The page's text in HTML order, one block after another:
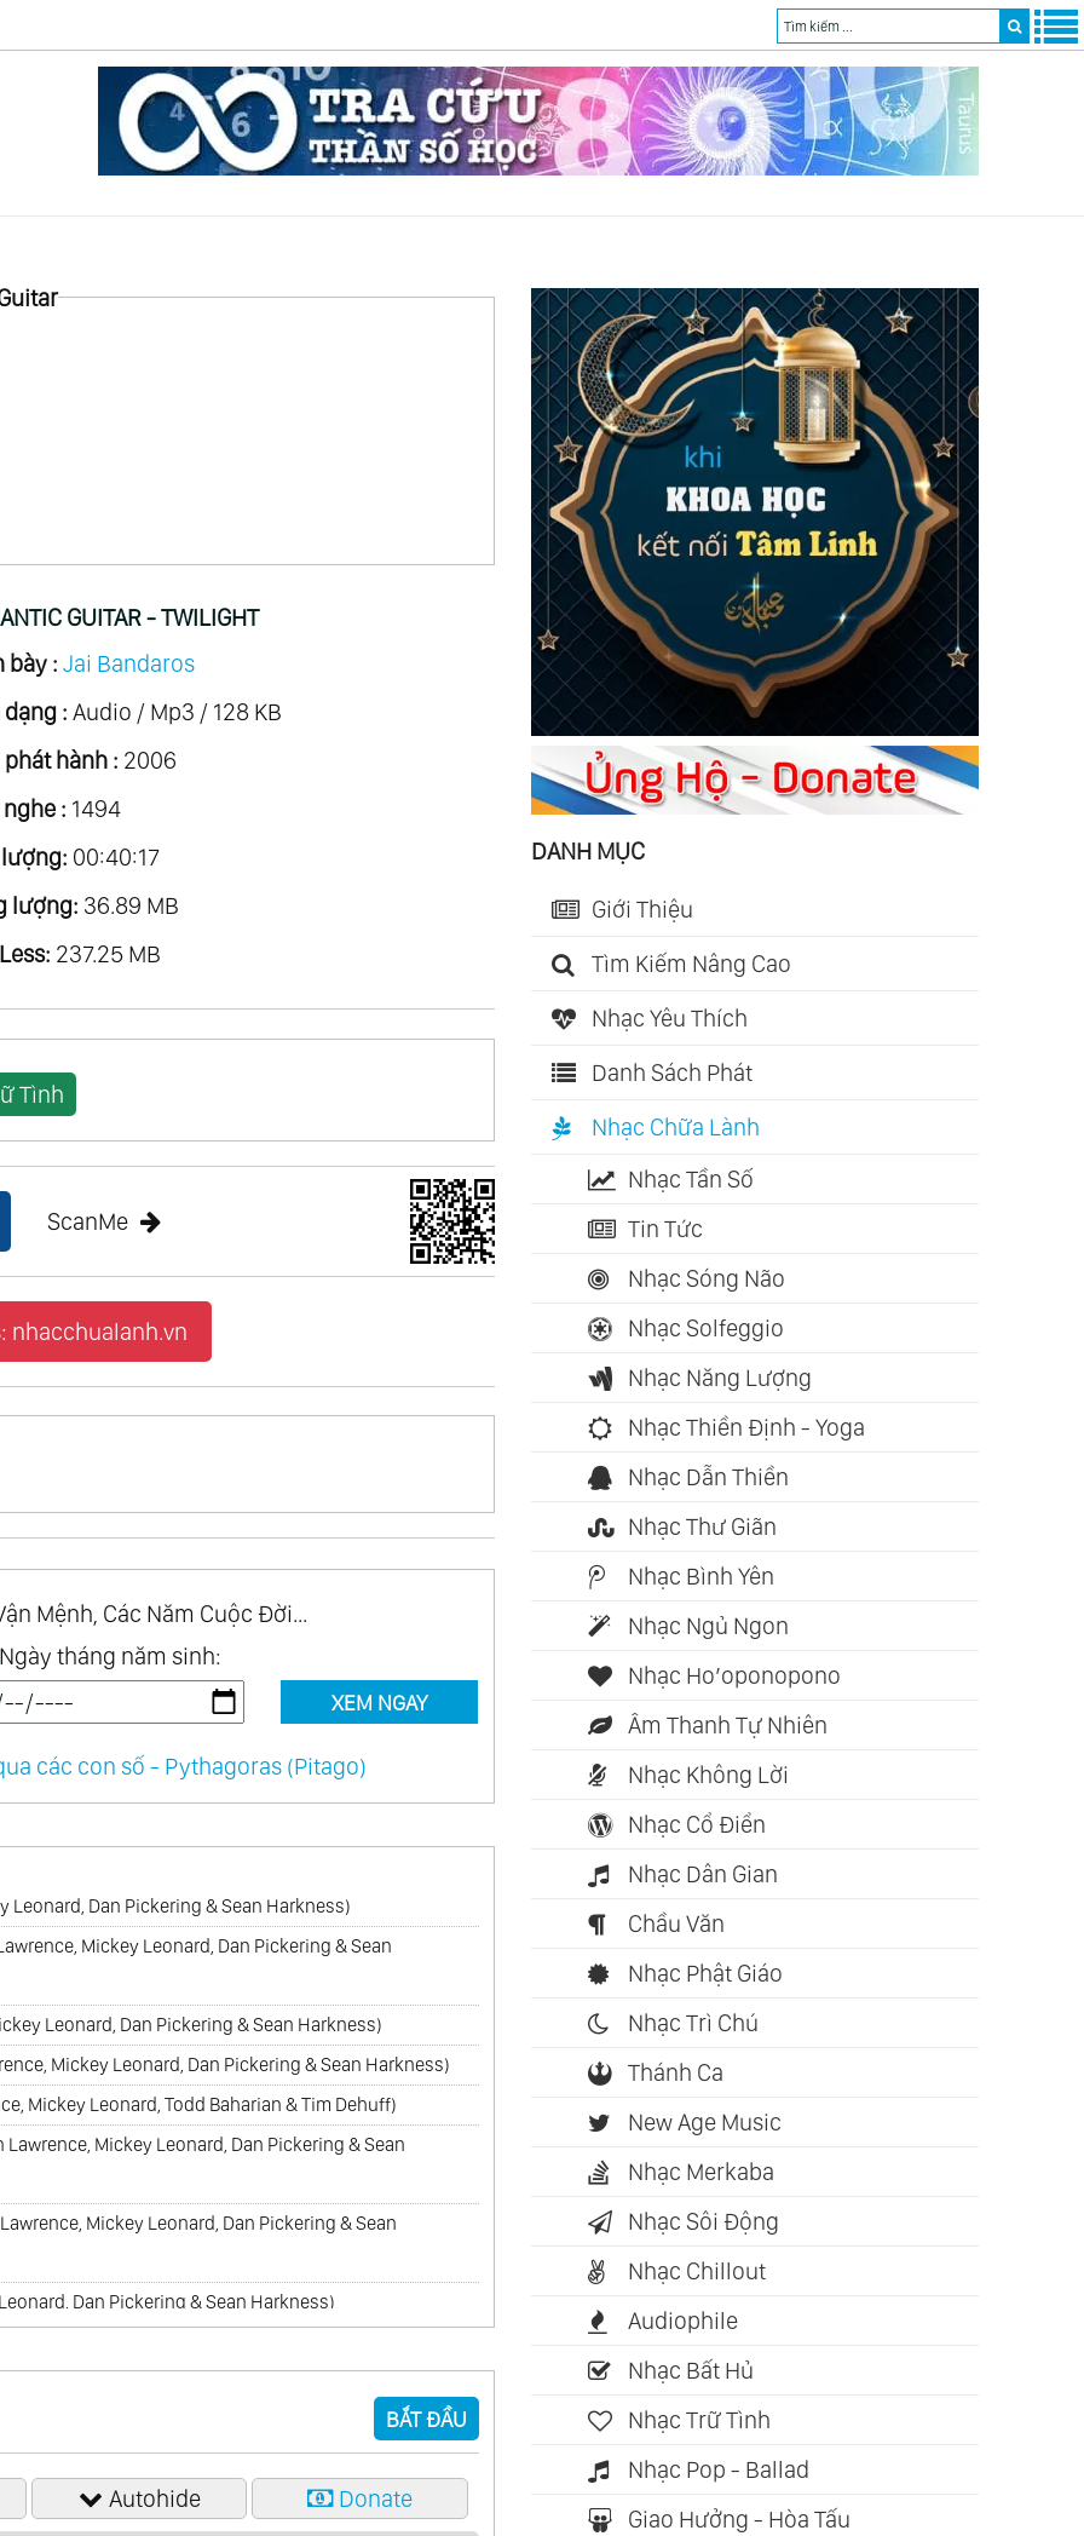
GUITAR - TWILIGHT
bày : Jai Bandaros
: Audio / Mp3 / 128 KB
phát hành : 2006
: 1494
00:40:17
lượng: 36.89 MB
237.25 MB
Tình
ScanMe
nhacchualanh.vn
Mệnh, Các Năm Cuộc Đời...
Ngày tháng năm sinh:
XEM NGAY
các con số - Pythagoras (Pitago)
Leonard, Dan Pickering & Sean Harkness)
Mickey Leonard, Dan Pickering & Sean
Leonard, Dan Pickering & Sean Harkness)
Mickey Leonard, Dan Pickering & Sean Harkness)
Mickey Leonard, Todd Baharian & Tim Dehuff)
Mickey Leonard, Dan Pickering & Sean
Mickey Leonard, Dan Pickering & Sean
Dan Pickering & Sean Harkness)
Leonard, Dan Pickering & Sean Harkness)
BẮT ĐẦU
Autohide Donate
DANH MỤC
Giới Thiệu
Tìm Kiếm Nâng Cao
Nhạc Yêu Thích
Danh Sách Phát
Nhạc Chữa Lành
Nhạc Tần Số
Tin Tức
Nhạc Sóng Não
Nhạc Solfeggio
Nhạc Năng Lượng
Nhạc Thiền Định - Yoga
Nhạc Dẫn Thiền
Nhạc Thư Giãn
Nhạc Bình Yên
Nhạc Ngủ Ngon
Nhạc Ho’oponopono
Âm Thanh Tự Nhiên
Nhạc Không Lời
Nhạc Cổ Điển
Nhạc Dân Gian
Chầu Văn
Nhạc Phật Giáo
Nhạc Trì Chú
Thánh Ca
New Age Music
Nhạc Merkaba
Nhạc Sôi Động
Nhạc Chillout
Audiophile
Nhạc Bất Hủ
Nhạc Trữ Tình
Nhạc Pop - Ballad
Giao Hưởng - Hòa Tấu